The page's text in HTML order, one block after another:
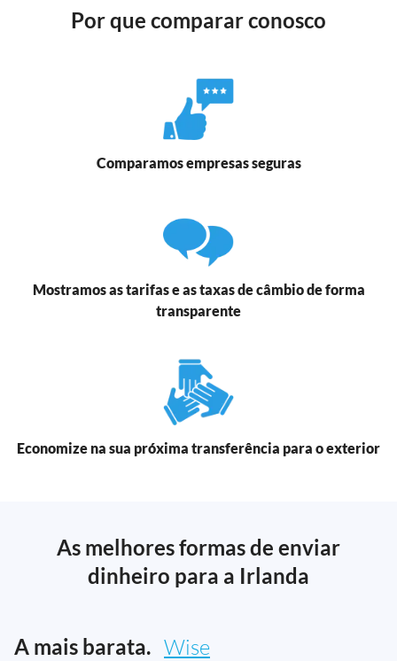
Por que comparar conosco
Comparamos empresas seguras
Mostramos as tarifas e as taxas de câmbio de forma
transparente
Economize na sua próxima transferência para o exterior
As melhores formas de enviar
dinheiro para a Irlanda
A mais barata. Wise